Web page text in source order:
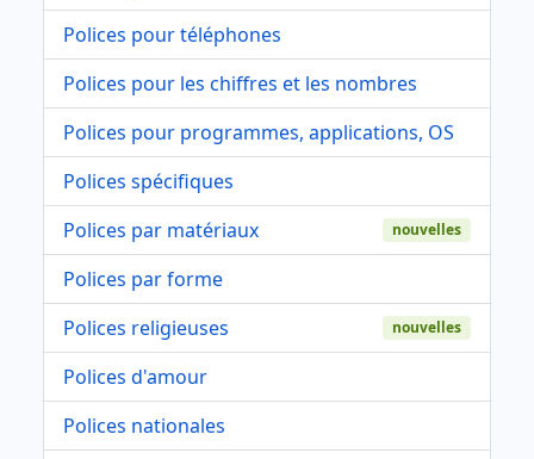
Polices pour téléphones
Polices pour les chiffres et les nombres
Polices pour programmes, applications, OS
Polices spécifiques
Polices par matériaux
nouvelles
Polices par forme
Polices religieuses
nouvelles
Polices d'amour
Polices nationales